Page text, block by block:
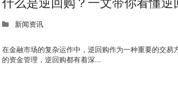
新闻资讯
在金融市场的复杂运作中，逆回购作为一种重要的交
的资金管理，逆回购都有着深...